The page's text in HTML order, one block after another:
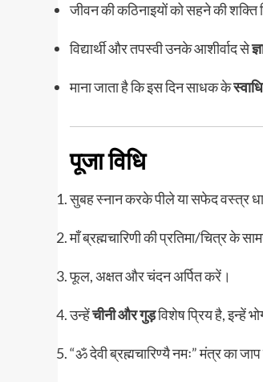
जीवन की कठिनाइयों को सहने की शक्ति
विद्यार्थी और तपस्वी उनके आशीर्वाद से
माना जाता है कि इस दिन साधक के
पूजा विधि
सुबह स्नान करके पीले या सफेद वस्त्र
माँ ब्रह्मचारिणी की प्रतिमा/चित्र के
फूल, अक्षत और चंदन अर्पित करें।
उन्हेंचीनी और गुड़विशेष प्रिय है, इन्हें
“ॐ देवी ब्रह्मचारिण्यै नमः” मंत्र का